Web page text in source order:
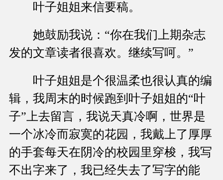
叶子姐姐来信要稿。
她鼓励我说：“你在我们上期杂志
发的文章读者很喜欢。继续写呵。”
叶子姐姐是个很温柔也很认真的编
辑，我周末的时候跑到叶子姐姐的“叶
子”上去留言，我说天真冷啊，世界是
一个冰冷而寂寞的花园，我戴上了厚厚
的手套每天在阴冷的校园里穿梭，我写
不出字来了，我已经失去了写字的能